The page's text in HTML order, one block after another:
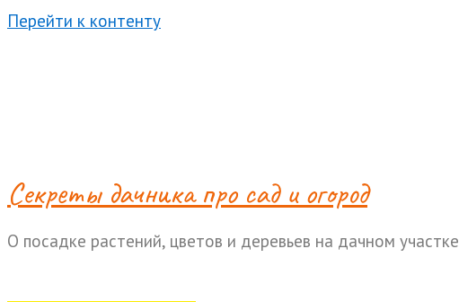
Перейти к контенту
Cекреты дачника про сад и огород
О посадке растений, цветов и деревьев на дачном участке